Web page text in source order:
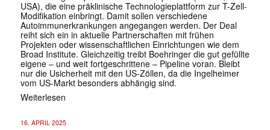
USA), die eine präklinische Technologieplattform zur T-Zell-
Modifikation einbringt. Damit sollen verschiedene
Autoimmunerkrankungen angegangen werden. Der Deal
reiht sich ein in aktuelle Partnerschaften mit frühen
Projekten oder wissenschaftlichen Einrichtungen wie dem
Broad Institute. Gleichzeitig treibt Boehringer die gut gefüllte
eigene – und weit fortgeschrittene – Pipeline voran. Bleibt
nur die Usicherheit mit den US-Zöllen, da die Ingelheimer
vom US-Markt besonders abhängig sind.
Weiterlesen
16. APRIL 2025